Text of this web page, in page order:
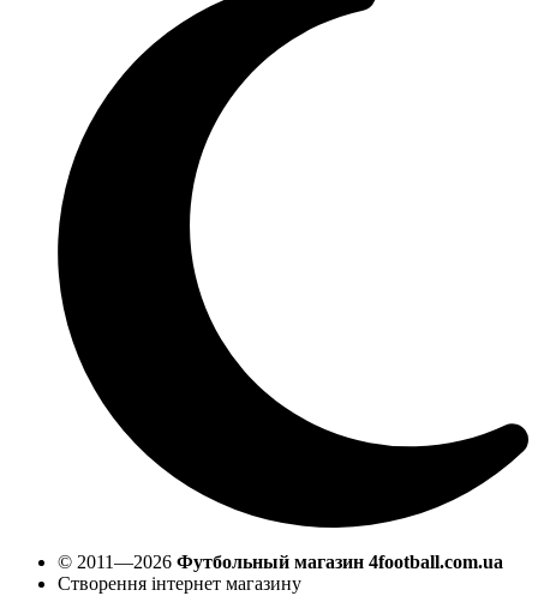
© 2011—2026 Футбольный магазин 4football.com.ua
Створення інтернет магазину